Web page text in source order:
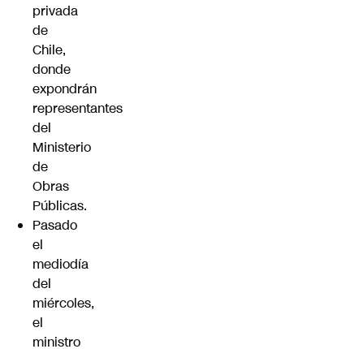
privada
de
Chile,
donde
expondrán
representantes
del
Ministerio
de
Obras
Públicas.
Pasado
el
mediodía
del
miércoles,
el
ministro